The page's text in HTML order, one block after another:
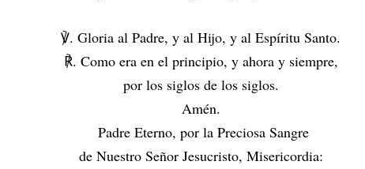
℣. Gloria al Padre, y al Hijo, y al Espíritu Santo.
℟. Como era en el principio, y ahora y siempre,
por los siglos de los siglos.
Amén.
Padre Eterno, por la Preciosa Sangre
de Nuestro Señor Jesucristo, Misericordia: